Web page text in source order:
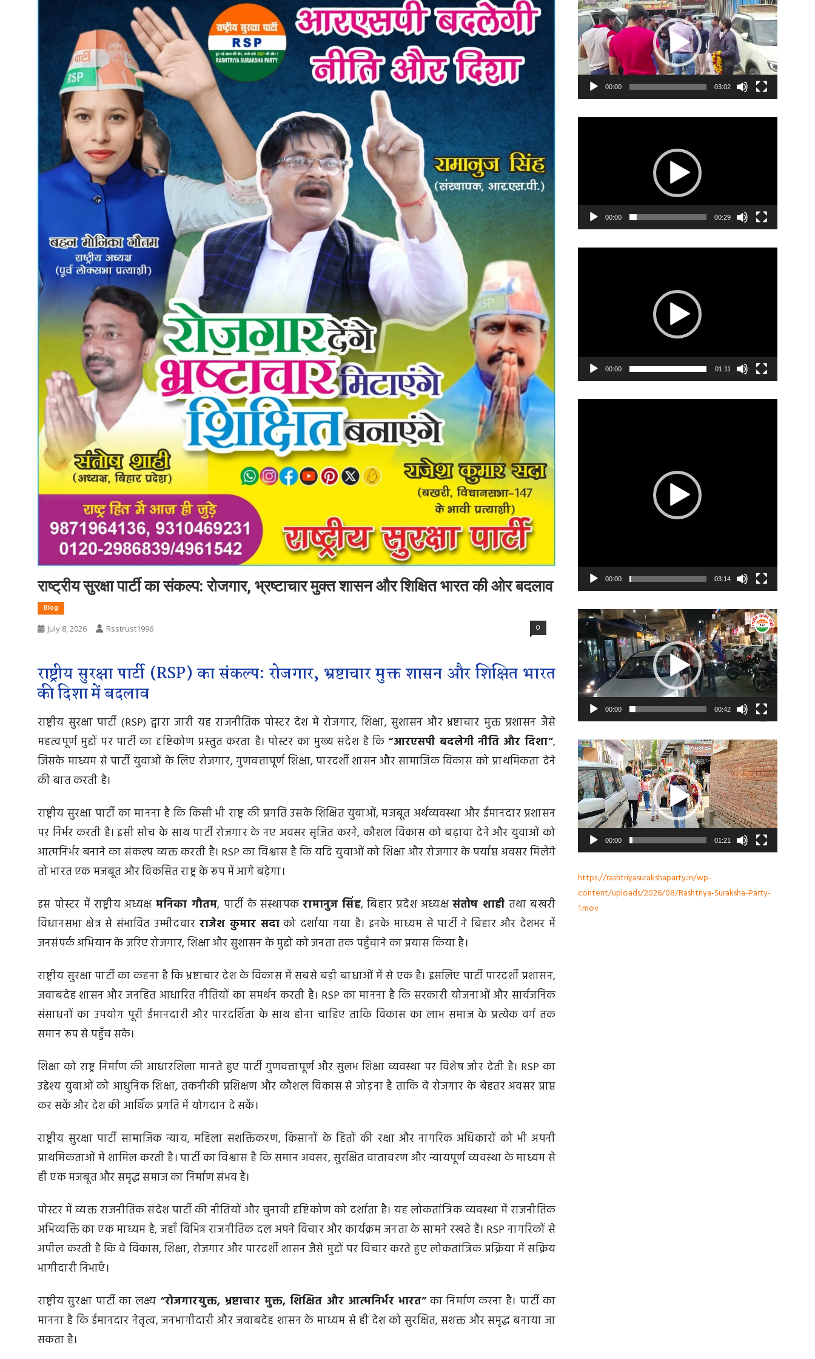
राष्ट्रीय सुरक्षा पार्टी का संकल्प: रोजगार, भ्रष्टाचार मुक्त शासन और शिक्षित भारत की ओर बदलाव
Blog
July 8, 2026
Rsstrust1996 0
राष्ट्रीय सुरक्षा पार्टी (RSP) का संकल्प: रोजगार, भ्रष्टाचार मुक्त शासन और शिक्षित भारत
की दिशा में बदलाव
राष्ट्रीय सुरक्षा पार्टी (RSP) द्वारा जारी यह राजनीतिक पोस्टर देश में रोजगार, शिक्षा, सुशासन और भ्रष्टाचार मुक्त प्रशासन जैसे
महत्वपूर्ण मुद्दों पर पार्टी का दृष्टिकोण प्रस्तुत करता है। पोस्टर का मुख्य संदेश है कि“आरएसपी बदलेगी नीति और दिशा”,
जिसके माध्यम से पार्टी युवाओं के लिए रोजगार, गुणवत्तापूर्ण शिक्षा, पारदर्शी शासन और सामाजिक विकास को प्राथमिकता देने
की बात करती है।
राष्ट्रीय सुरक्षा पार्टी का मानना है कि किसी भी राष्ट्र की प्रगति उसके शिक्षित युवाओं, मजबूत अर्थव्यवस्था और ईमानदार प्रशासन
पर निर्भर करती है। इसी सोच के साथ पार्टी रोजगार के नए अवसर सृजित करने, कौशल विकास को बढ़ावा देने और युवाओं को
आत्मनिर्भर बनाने का संकल्प व्यक्त करती है। RSP का विश्वास है कि यदि युवाओं को शिक्षा और रोजगार के पर्याप्त अवसर मिलेंगे
तो भारत एक मजबूत और विकसित राष्ट्र के रूप में आगे बढ़ेगा।
इस पोस्टर में राष्ट्रीय अध्यक्ष मनिका गौतम, पार्टी के संस्थापकरामानुज सिंह, बिहार प्रदेश अध्यक्षसंतोष शाही तथा बखरी
विधानसभा क्षेत्र से संभावित उम्मीदवार राजेश कुमार सदाको दर्शाया गया है। इनके माध्यम से पार्टी ने बिहार और देशभर में
जनसंपर्क अभियान के जरिए रोजगार, शिक्षा और सुशासन के मुद्दों को जनता तक पहुँचाने का प्रयास किया है।
राष्ट्रीय सुरक्षा पार्टी का कहना है कि भ्रष्टाचार देश के विकास में सबसे बड़ी बाधाओं में से एक है। इसलिए पार्टी पारदर्शी प्रशासन,
जवाबदेह शासन और जनहित आधारित नीतियों का समर्थन करती है। RSP का मानना है कि सरकारी योजनाओं और सार्वजनिक
संसाधनों का उपयोग पूरी ईमानदारी और पारदर्शिता के साथ होना चाहिए ताकि विकास का लाभ समाज के प्रत्येक वर्ग तक
समान रूप से पहुँच सके।
शिक्षा को राष्ट्र निर्माण की आधारशिला मानते हुए पार्टी गुणवत्तापूर्ण और सुलभ शिक्षा व्यवस्था पर विशेष जोर देती है। RSP का
उद्देश्य युवाओं को आधुनिक शिक्षा, तकनीकी प्रशिक्षण और कौशल विकास से जोड़ना है ताकि वे रोजगार के बेहतर अवसर प्राप्त
कर सकें और देश की आर्थिक प्रगति में योगदान दे सकें।
राष्ट्रीय सुरक्षा पार्टी सामाजिक न्याय, महिला सशक्तिकरण, किसानों के हितों की रक्षा और नागरिक अधिकारों को भी अपनी
प्राथमिकताओं में शामिल करती है। पार्टी का विश्वास है कि समान अवसर, सुरक्षित वातावरण और न्यायपूर्ण व्यवस्था के माध्यम से
ही एक मजबूत और समृद्ध समाज का निर्माण संभव है।
पोस्टर में व्यक्त राजनीतिक संदेश पार्टी की नीतियों और चुनावी दृष्टिकोण को दर्शाता है। यह लोकतांत्रिक व्यवस्था में राजनीतिक
अभिव्यक्ति का एक माध्यम है, जहाँ विभिन्न राजनीतिक दल अपने विचार और कार्यक्रम जनता के सामने रखते हैं। RSP नागरिकों से
अपील करती है कि वे विकास, शिक्षा, रोजगार और पारदर्शी शासन जैसे मुद्दों पर विचार करते हुए लोकतांत्रिक प्रक्रिया में सक्रिय
भागीदारी निभाएँ।
राष्ट्रीय सुरक्षा पार्टी का लक्ष्य “रोजगारयुक्त, भ्रष्टाचार मुक्त, शिक्षित और आत्मनिर्भर भारत”का निर्माण करना है। पार्टी का
मानना है कि ईमानदार नेतृत्व, जनभागीदारी और जवाबदेह शासन के माध्यम से ही देश को सुरक्षित, सशक्त और समृद्ध बनाया जा
सकता है।
Player
00:00 03:02
00:00 00:29
00:00 01:11
00:00 03:14
Video
Player
00:00 00:42
Video
Player
00:00 01:21
https://rashtriyasurakshaparty.in/wp-
content/uploads/2026/08/Rashtriya-Suraksha-Party-
1.mov